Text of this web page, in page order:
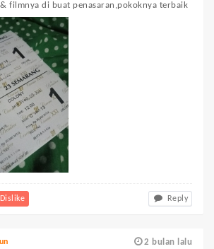
filmnya di buat penasaran,pokoknya terbaik
Dislike Reply
2 bulan lalu